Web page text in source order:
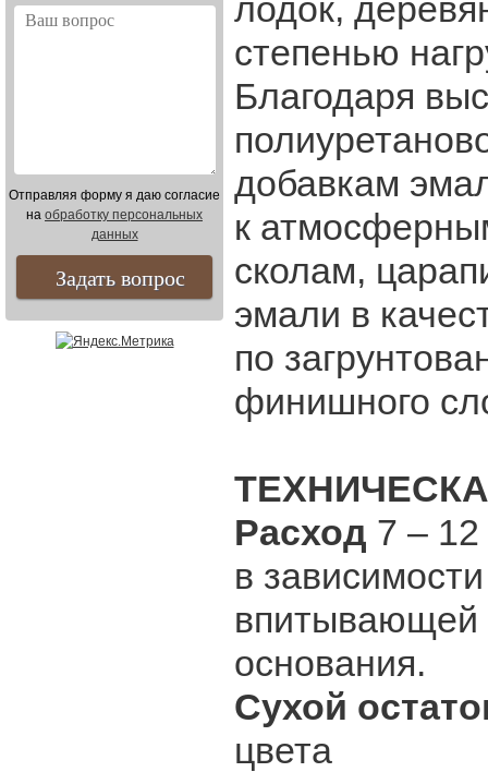
Отправляя форму я даю согласие
на обработку персональных
данных
лодок,
степенью
Благодаря
добавкам
к
сколам,
эмали в
по
финишного
Расход 7 –
в
впитывающей
основания.
Сухой
цвета